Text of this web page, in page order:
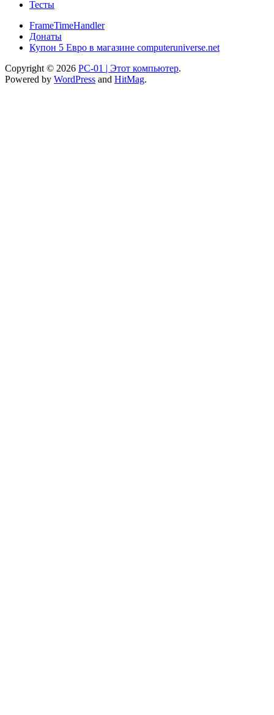
Тесты
FrameTimeHandler
Донаты
Купон 5 Евро в магазине computeruniverse.net
Copyright © 2026 PC-01 | Этот компьютер.
Powered by WordPress and HitMag.